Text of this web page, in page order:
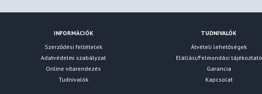
INFORMÁCIÓK
Szerződési feltételek
Adatvédelmi szabályzat
Online vitarendezés
Tudnivalók
TUDNIVALÓK
Átvételi lehetőségek
Elállási/Felmondási tájékoztató
Garancia
Kapcsolat